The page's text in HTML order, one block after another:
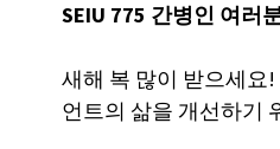
SEIU 775 간병인 여러
새해 복 많이 받으세요
언트의 삶을 개선하기